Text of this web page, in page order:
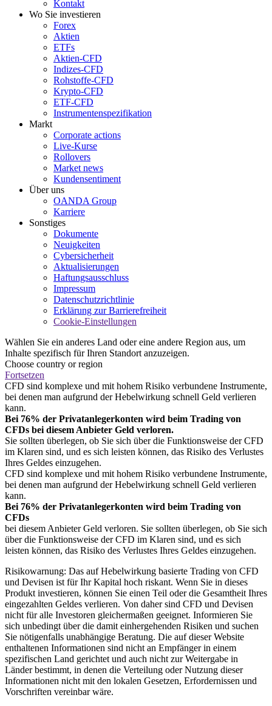
Kontakt
Wo Sie investieren
Forex
Aktien
ETFs
Aktien-CFD
Indizes-CFD
Rohstoffe-CFD
Krypto-CFD
ETF-CFD
Instrumentenspezifikation
Markt
Corporate actions
Live-Kurse
Rollovers
Market news
Kundensentiment
Über uns
OANDA Group
Karriere
Sonstiges
Dokumente
Neuigkeiten
Cybersicherheit
Aktualisierungen
Haftungsausschluss
Impressum
Datenschutzrichtlinie
Erklärung zur Barrierefreiheit
Cookie-Einstellungen
Wählen Sie ein anderes Land oder eine andere Region aus, um
Inhalte spezifisch für Ihren Standort anzuzeigen.
Choose country or region
Fortsetzen
CFD sind komplexe und mit hohem Risiko verbundene Instrumente,
bei denen man aufgrund der Hebelwirkung schnell Geld verlieren
kann.
Bei 76% der Privatanlegerkonten wird beim Trading von
CFDs bei diesem Anbieter Geld verloren.
Sie sollten überlegen, ob Sie sich über die Funktionsweise der CFD
im Klaren sind, und es sich leisten können, das Risiko des Verlustes
Ihres Geldes einzugehen.
CFD sind komplexe und mit hohem Risiko verbundene Instrumente,
bei denen man aufgrund der Hebelwirkung schnell Geld verlieren
kann.
Bei 76% der Privatanlegerkonten wird beim Trading von
CFDs
bei diesem Anbieter Geld verloren. Sie sollten überlegen, ob Sie sich
über die Funktionsweise der CFD im Klaren sind, und es sich
leisten können, das Risiko des Verlustes Ihres Geldes einzugehen.
Risikowarnung: Das auf Hebelwirkung basierte Trading von CFD
und Devisen ist für Ihr Kapital hoch riskant. Wenn Sie in dieses
Produkt investieren, können Sie einen Teil oder die Gesamtheit Ihres
eingezahlten Geldes verlieren. Von daher sind CFD und Devisen
nicht für alle Investoren gleichermaßen geeignet. Informieren Sie
sich unbedingt über die damit einhergehenden Risiken und suchen
Sie nötigenfalls unabhängige Beratung. Die auf dieser Website
enthaltenen Informationen sind nicht an Empfänger in einem
spezifischen Land gerichtet und auch nicht zur Weitergabe in
Länder bestimmt, in denen die Verteilung oder Nutzung dieser
Informationen nicht mit den lokalen Gesetzen, Erfordernissen und
Vorschriften vereinbar wäre.